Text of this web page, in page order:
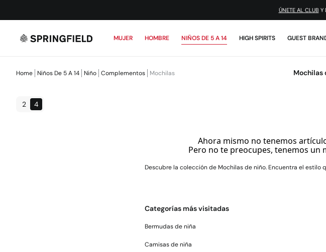
ÚNETE AL CLUB Y
MUJER HOMBRE NIÑOS DE 5 A 14 HIGH SPIRITS GUEST
Home Niños De 5 A 14 Niño Complementos Mochilas Mochilas
2 4
Ahora mismo no tenemos
Pero no te preocupes, tenemos
Descubre la colección de Mochilas de niño. Encuentra el estilo
Categorías más visitadas
Bermudas de niña
Camisas de niña